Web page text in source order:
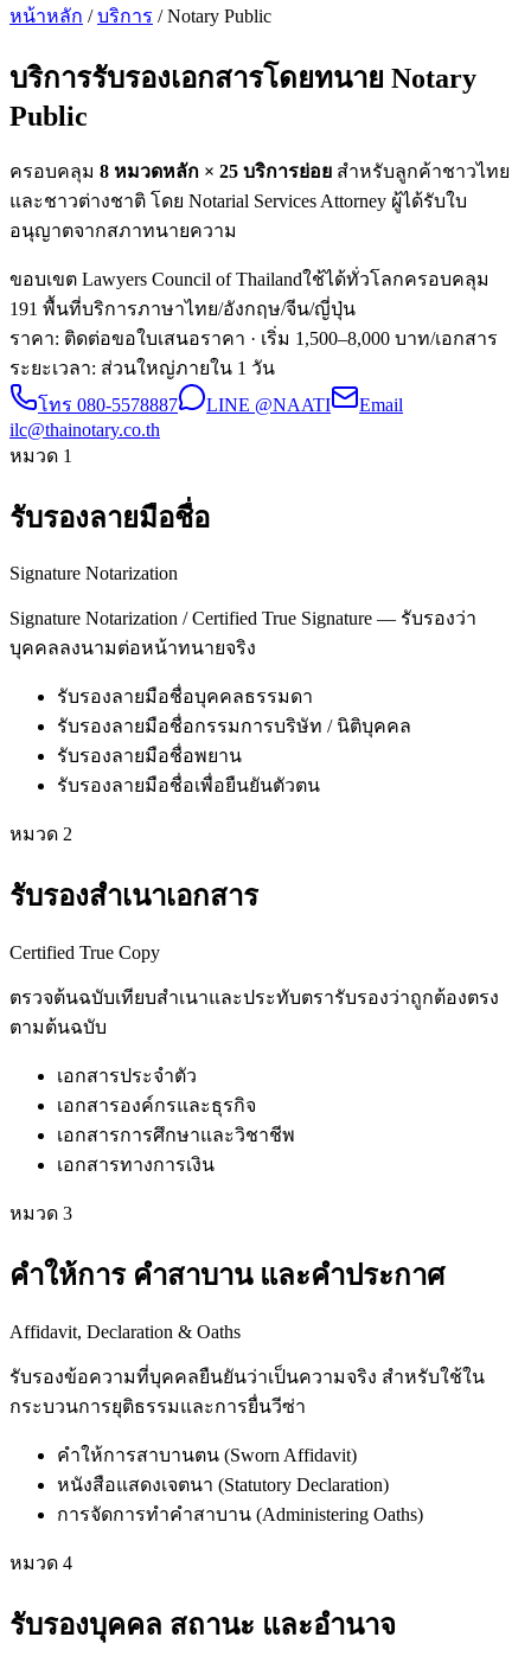
หน้าหลัก / บริการ / Notary Public
บริการรับรองเอกสารโดยทนาย Notary
Public
ครอบคลุม 8 หมวดหลัก × 25 บริการย่อย สำหรับลูกค้าชาวไทย
และชาวต่างชาติ โดย Notarial Services Attorney ผู้ได้รับใบ
อนุญาตจากสภาทนายความ
ขอบเขต Lawyers Council of Thailandใช้ได้ทั่วโลกครอบคลุม
191 พื้นที่บริการภาษาไทย/อังกฤษ/จีน/ญี่ปุ่น
ราคา: ติดต่อขอใบเสนอราคา · เริ่ม 1,500–8,000 บาท/เอกสาร
ระยะเวลา: ส่วนใหญ่ภายใน 1 วัน
โทร 080-5578887 LINE @NAATI
Email
ilc@thainotary.co.th
หมวด 1
รับรองลายมือชื่อ
Signature Notarization
Signature Notarization / Certified True Signature — รับรองว่า
บุคคลลงนามต่อหน้าทนายจริง
รับรองลายมือชื่อบุคคลธรรมดา
รับรองลายมือชื่อกรรมการบริษัท / นิติบุคคล
รับรองลายมือชื่อพยาน
รับรองลายมือชื่อเพื่อยืนยันตัวตน
หมวด 2
รับรองสำเนาเอกสาร
Certified True Copy
ตรวจต้นฉบับเทียบสำเนาและประทับตรารับรองว่าถูกต้องตรง
ตามต้นฉบับ
เอกสารประจำตัว
เอกสารองค์กรและธุรกิจ
เอกสารการศึกษาและวิชาชีพ
เอกสารทางการเงิน
หมวด 3
คำให้การ คำสาบาน และคำประกาศ
Affidavit, Declaration & Oaths
รับรองข้อความที่บุคคลยืนยันว่าเป็นความจริง สำหรับใช้ใน
กระบวนการยุติธรรมและการยื่นวีซ่า
คำให้การสาบานตน (Sworn Affidavit)
หนังสือแสดงเจตนา (Statutory Declaration)
การจัดการทำคำสาบาน (Administering Oaths)
หมวด 4
รับรองบุคคล สถานะ และอำนาจ